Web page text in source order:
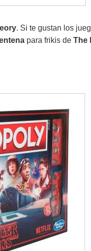
. Si te gustan los
para frikis de The